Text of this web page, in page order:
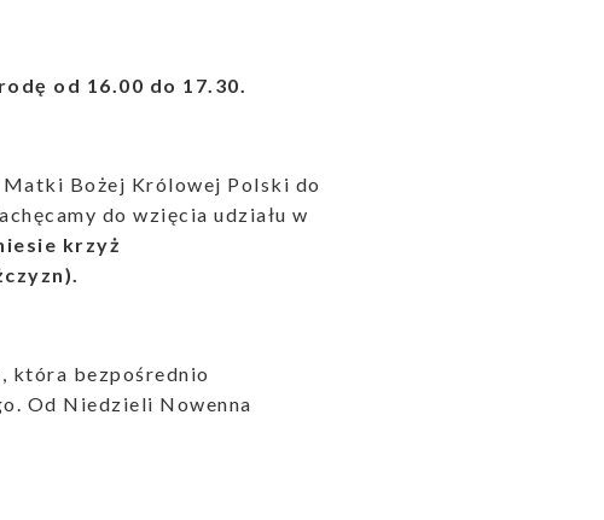
od 16.00 do 17.30.
Bożej Królowej Polski do
do wzięcia udziału w
krzyż
która bezpośrednio
Od Niedzieli Nowenna